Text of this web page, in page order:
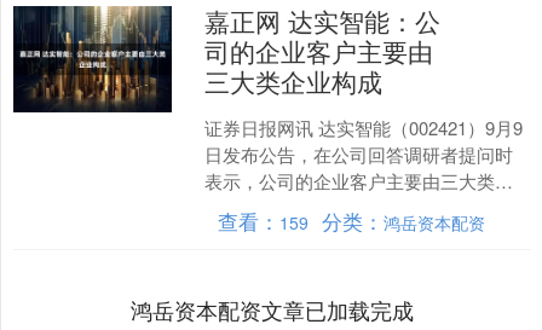
嘉正网 达实智能：公
司的企业客户主要由
三大类企业构成
证券日报网讯 达实智能（002421）9月9
日发布公告，在公司回答调研者提问时
表示，公司的企业客户主要由三大类企
业构成：高端制造、金融和科技。在高
端制造领域，客....
查看： 159 分类：鸿岳资本配资
鸿岳资本配资文章已加载完成